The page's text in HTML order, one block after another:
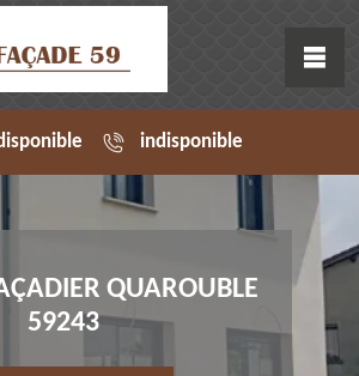
indisponible
QUAROUBLE
59243